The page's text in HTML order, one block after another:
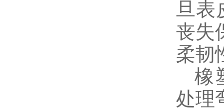
旦表
丧失
柔韧
橡
处理